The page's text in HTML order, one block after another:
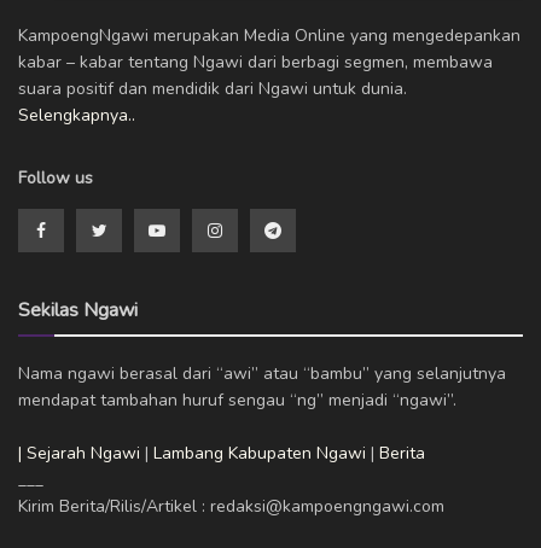
KampoengNgawi merupakan Media Online yang mengedepankan
kabar – kabar tentang Ngawi dari berbagi segmen, membawa
suara positif dan mendidik dari Ngawi untuk dunia.
Selengkapnya..
Follow us
Sekilas Ngawi
Nama ngawi berasal dari “awi” atau “bambu” yang selanjutnya
mendapat tambahan huruf sengau “ng” menjadi “ngawi”.
| Sejarah Ngawi | Lambang Kabupaten Ngawi | Berita
Kirim Berita/Rilis/Artikel : redaksi@kampoengngawi.com